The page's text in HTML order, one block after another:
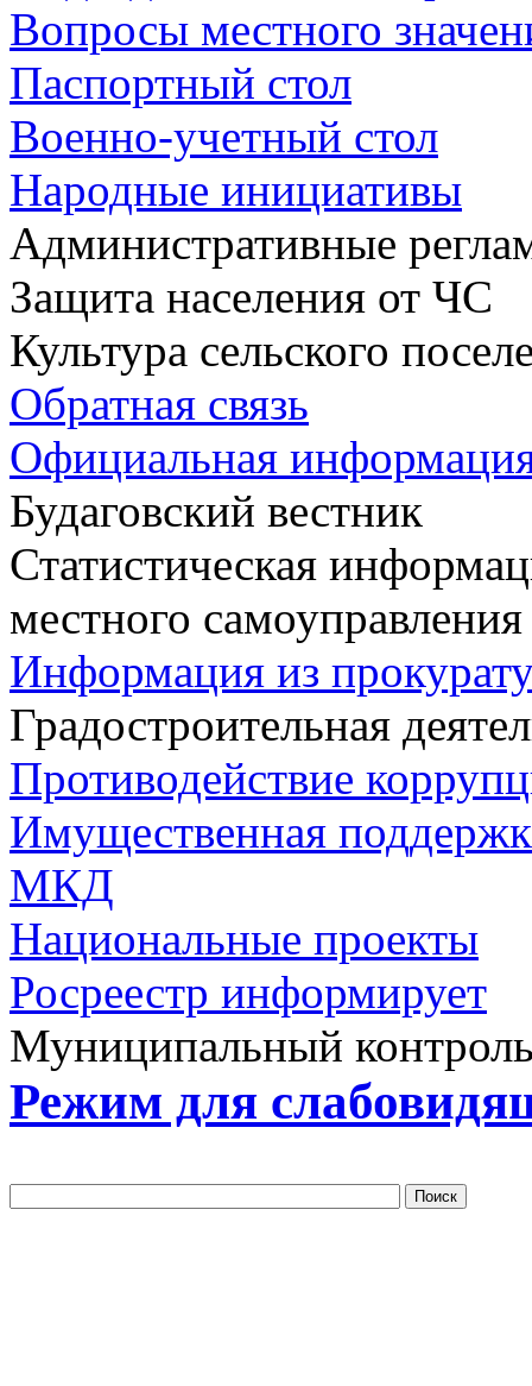
Вопросы местного
Паспортный стол
Военно-учетный стол
Народные инициативы
Административные
Защита населения от ЧС
Культура сельского
Обратная связь
Официальная
Будаговский вестник
Статистическая
местного самоуправления
Информация из
Градостроительная
Противодействие
Имущественная
МКД
Национальные проекты
Росреестр информирует
Муниципальный
Режим для